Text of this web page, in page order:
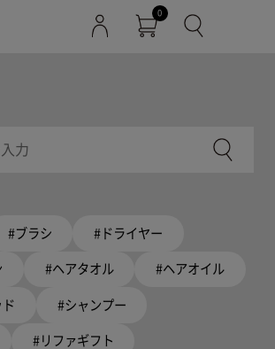
0
#ブラシ #ドライヤー
#ヘアタオル #ヘアオイル
#シャンプー
#リファギフト